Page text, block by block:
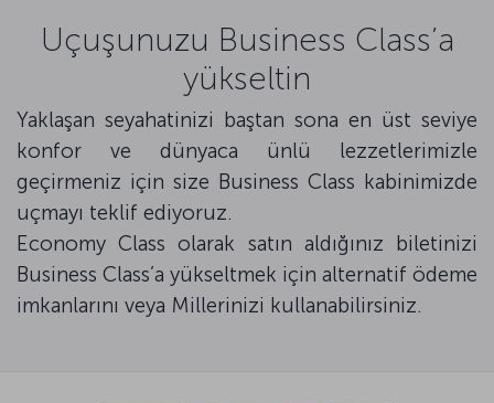
Uçuşunuzu Business Class’a
yükseltin
Yaklaşan seyahatinizi baştan sona en üst seviye
konfor ve dünyaca ünlü lezzetlerimizle
geçirmeniz için size Business Class kabinimizde
uçmayı teklif ediyoruz.
Economy Class olarak satın aldığınız biletinizi
Business Class’a yükseltmek için alternatif ödeme
imkanlarını veya Millerinizi kullanabilirsiniz.